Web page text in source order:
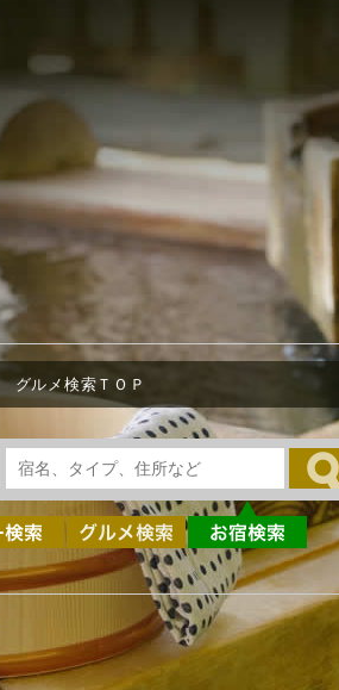
グルメ検索ＴＯＰ